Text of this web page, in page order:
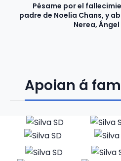
Pésame por el
padre de Noelia Chans, y
Nerea,
Apoian á